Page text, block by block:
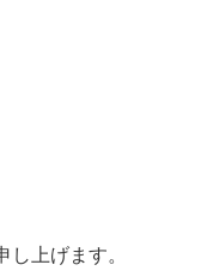
上げます。